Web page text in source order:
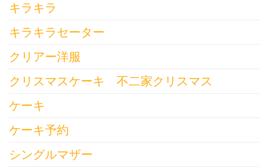
キラキラ
キラキラセーター
クリアー洋服
クリスマスケーキ 不二家クリスマス
ケーキ
ケーキ予約
シングルマザー